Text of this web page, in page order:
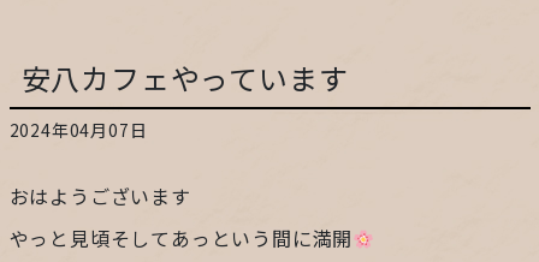
施工実績
お問い合わせ
安八カフェやっています
2024年04月07日
おはようございます
やっと見頃そしてあっという間に満開